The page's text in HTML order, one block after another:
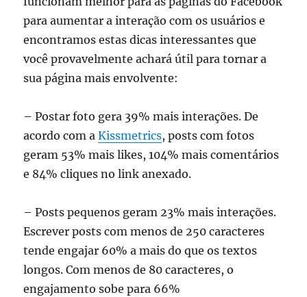
para aumentar a interação com os usuários e
encontramos estas dicas interessantes que
você provavelmente achará útil para tornar a
sua página mais envolvente:
– Postar foto gera 39% mais interações. De
acordo com aKissmetrics, posts com fotos
geram 53% mais likes, 104% mais comentários
e 84% cliques no link anexado.
– Posts pequenos geram 23% mais interações.
Escrever posts com menos de 250 caracteres
tende engajar 60% a mais do que os textos
longos. Com menos de 80 caracteres, o
engajamento sobe para 66%